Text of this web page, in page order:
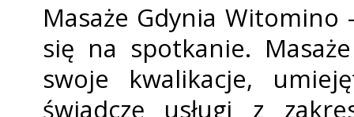
Masaże Gdynia
się na spotkanie.
swoje kwalifikacje,
świadczę usługi z